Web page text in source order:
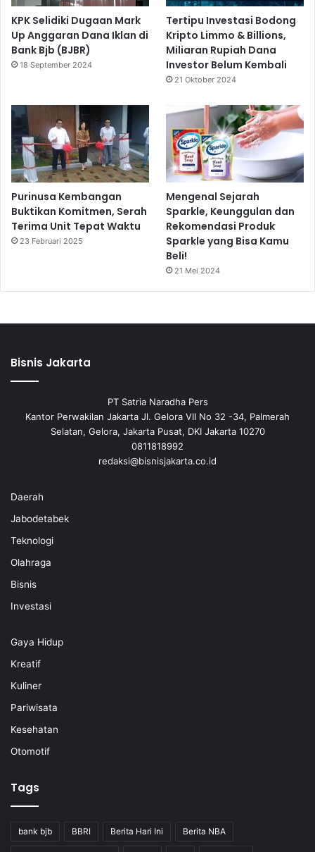
KPK Selidiki Dugaan Mark
Up Anggaran Dana Iklan di
Bank Bjb (BJBR)
18 September 2024
Tertipu Investasi Bodong
Kripto Limmo & Billions,
Miliaran Rupiah Dana
Investor Belum Kembali
21 Oktober 2024
Purinusa Kembangan
Buktikan Komitmen, Serah
Terima Unit Tepat Waktu
23 Februari 2025
Mengenal Sejarah
Sparkle, Keunggulan dan
Rekomendasi Produk
Sparkle yang Bisa Kamu
Beli!
21 Mei 2024
Bisnis Jakarta
PT Satria Naradha Pers
Kantor Perwakilan Jakarta Jl. Gelora VII No 32 -34, Palmerah
Selatan, Gelora, Jakarta Pusat, DKI Jakarta 10270
0811818992
redaksi@bisnisjakarta.co.id
Daerah
Jabodetabek
Teknologi
Olahraga
Bisnis
Investasi
Gaya Hidup
Kreatif
Kuliner
Pariwisata
Kesehatan
Otomotif
Tags
bank bjb BBRI Berita Hari Ini Berita NBA